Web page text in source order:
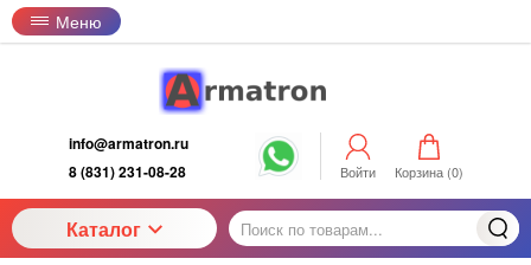
Меню
info@armatron.ru
8 (831) 231-08-28
Войти Корзина (0)
Каталог